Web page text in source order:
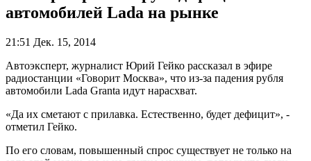
автомобилей Lada на рынке
21:51 Дек. 15, 2014
Автоэксперт, журналист Юрий Гейко рассказал в эфире
радиостанции «Говорит Москва», что из-за падения рубля
автомобили Lada Granta идут нарасхват.
«Да их сметают с прилавка. Естественно, будет дефицит», -
отметил Гейко.
По его словам, повышенный спрос существует не только на